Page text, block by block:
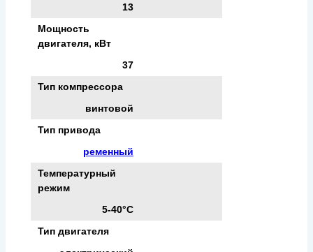
13
Мощность
двигателя, кВт
37
Тип компрессора
винтовой
Тип привода
ременный
Температурный
режим
5-40°C
Тип двигателя